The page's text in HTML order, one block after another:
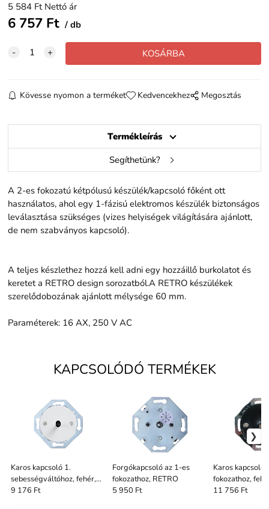
5 584 Ft Nettó ár
6 757 Ft db
Kövesse nyomon a terméket Kedvencekhez Megosztás
Termékleírás
Segíthetünk?
A 2-es fokozatú kétpólusú készülék/kapcsoló főként ott
használatos, ahol egy 1-fázisú elektromos készülék biztonságos
leválasztása szükséges (vizes helyiségek világítására ajánlott,
de nem szabványos kapcsoló).
A teljes készlethez hozzá kell adni egy hozzáillő burkolatot és
keretet a RETRO design sorozatból.A RETRO készülékek
szerelődobozának ajánlott mélysége 60 mm.
Paraméterek: 16 AX, 250 V AC
KAPCSOLÓDÓ TERMÉKEK
Karos kapcsoló 1.
sebességváltóhoz, fehér,
RETRO, kapcsoló fekete
9 176 Ft
Forgókapcsoló az 1-es
fokozathoz, RETRO
5 950 Ft
Karos kapcsoló
fokozathoz,
patina kapcsoló
11 756 Ft